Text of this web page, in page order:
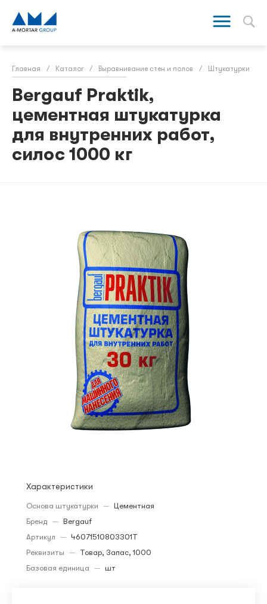
Главная / Каталог / Выравнивание стен и полов / Штукатурки
Bergauf Praktik,
цементная штукатурка
для внутренних работ,
силос 1000 кг
Характеристики
Основа штукатурки — Цементная
Бренд — Bergauf
Артикул — 46071510803301T
Реквизиты — Товар, Запас, 1000
Базовая единица — шт